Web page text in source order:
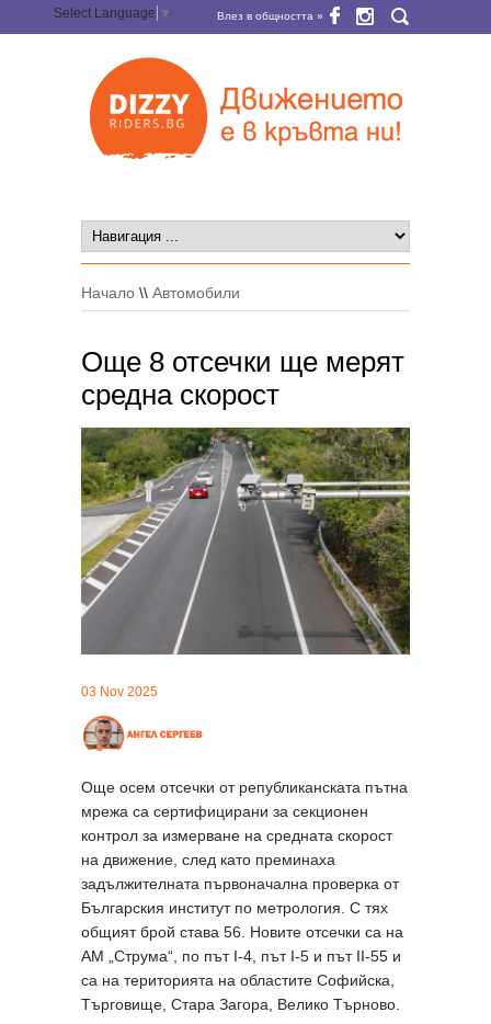
Select Language ▼ Влез в общността »
Начало \\ Автомобили
Още 8 отсечки ще мерят
средна скорост
03 Nov 2025
Още осем отсечки от републиканската пътна
мрежа са сертифицирани за секционен
контрол за измерване на средната скорост
на движение, след като преминаха
задължителната първоначална проверка от
Българския институт по метрология. С тях
общият брой става 56. Новите отсечки са на
АМ „Струма“, по път I-4, път I-5 и път II-55 и
са на територията на областите Софийска,
Търговище, Стара Загора, Велико Търново.